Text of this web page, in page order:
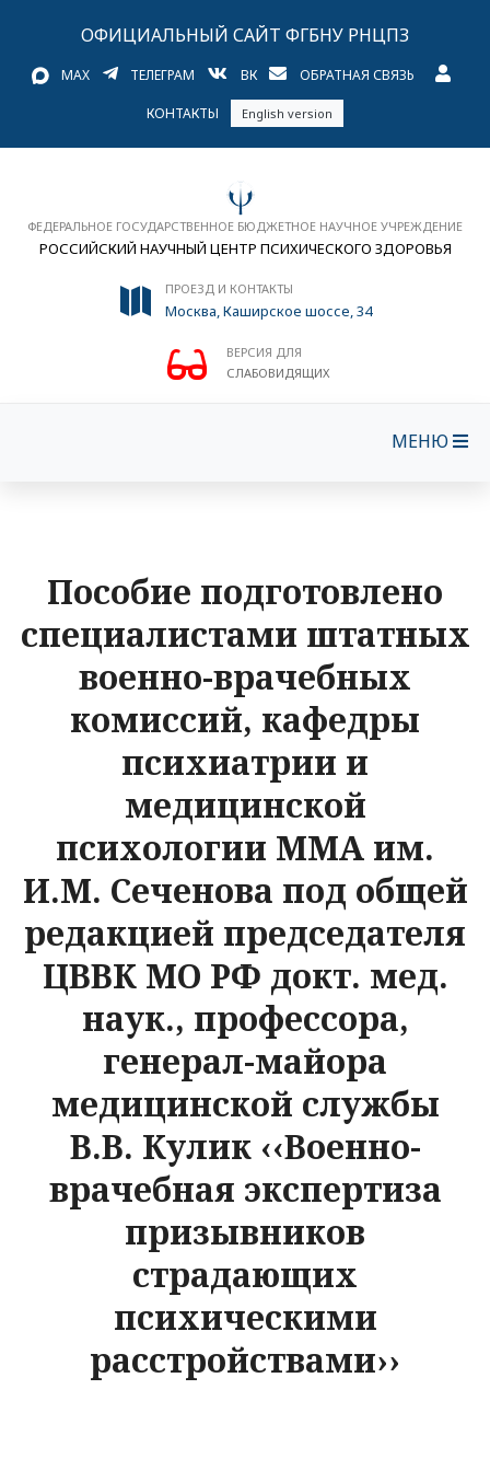
ОФИЦИАЛЬНЫЙ САЙТ ФГБНУ РНЦПЗ
MAX ТЕЛЕГРАМ ВК ОБРАТНАЯ СВЯЗЬ
КОНТАКТЫ English version
ФЕДЕРАЛЬНОЕ ГОСУДАРСТВЕННОЕ БЮДЖЕТНОЕ НАУЧНОЕ УЧРЕЖДЕНИЕ
РОССИЙСКИЙ НАУЧНЫЙ ЦЕНТР ПСИХИЧЕСКОГО ЗДОРОВЬЯ
ПРОЕЗД И КОНТАКТЫ
Москва, Каширское шоссе, 34
ВЕРСИЯ ДЛЯ
СЛАБОВИДЯЩИХ
МЕНЮ
Пособие подготовлено
специалистами штатных
военно-врачебных
комиссий, кафедры
психиатрии и
медицинской
психологии ММА им.
И.М. Сеченова под общей
редакцией председателя
ЦВВК МО РФ докт. мед.
наук., профессора,
генерал-майора
медицинской службы
В.В. Кулик ‹‹Военно-
врачебная экспертиза
призывников
страдающих
психическими
расстройствами››